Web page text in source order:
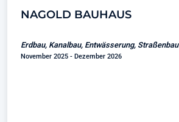
NAGOLD BAUHAUS
Erdbau, Kanalbau, Entwässerung, Straßenbau
November 2025 - Dezember 2026